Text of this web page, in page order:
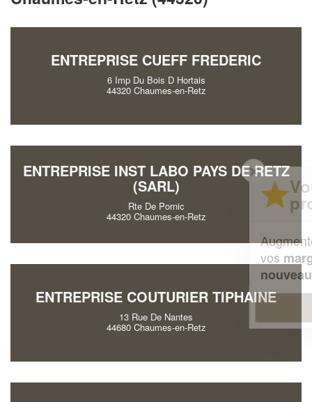
ENTREPRISE CUEFF FREDERIC
6 Imp Du Bois D Hortais
44320 Chaumes-en-Retz
ENTREPRISE INST LABO PAYS DE RETZ
(SARL)
Rte De Pornic
44320 Chaumes-en-Retz
ENTREPRISE COUTURIER TIPHAINE
13 Rue De Nantes
44680 Chaumes-en-Retz
✕
Vous êtes un
professionnel ?
Augmentez votrechiffre d'affaireset
tout en gagnant de
En savoir plus